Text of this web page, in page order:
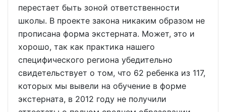
перестает быть зоной ответственности
школы. В проекте закона никаким образом не
прописана форма экстерната. Может, это и
хорошо, так как практика нашего
специфического региона убедительно
свидетельствует о том, что 62 ребенка из 117,
которых мы вывели на обучение в форме
экстерната, в 2012 году не получили